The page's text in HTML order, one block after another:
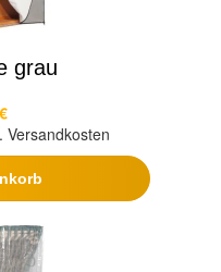
grau
Versandkosten